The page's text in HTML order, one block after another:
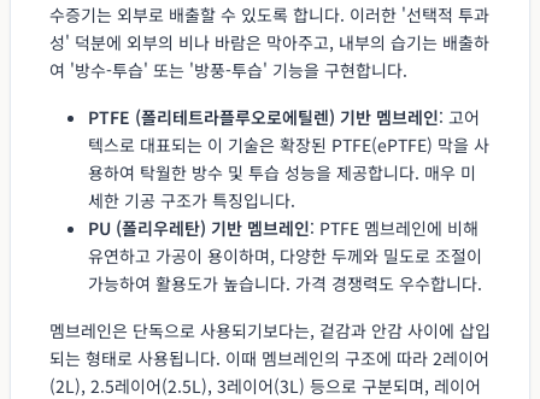
수증기는 외부로 배출할 수 있도록 합니다. 이러한 '선택적 투과
성' 덕분에 외부의 비나 바람은 막아주고, 내부의 습기는 배출하
여 '방수-투습' 또는 '방풍-투습' 기능을 구현합니다.
PTFE (폴리테트라플루오로에틸렌) 기반 멤브레인: 고어
텍스로 대표되는 이 기술은 확장된 PTFE(ePTFE) 막을 사
용하여 탁월한 방수 및 투습 성능을 제공합니다. 매우 미
세한 기공 구조가 특징입니다.
PU (폴리우레탄) 기반 멤브레인: PTFE 멤브레인에 비해
유연하고 가공이 용이하며, 다양한 두께와 밀도로 조절이
가능하여 활용도가 높습니다. 가격 경쟁력도 우수합니다.
멤브레인은 단독으로 사용되기보다는, 겉감과 안감 사이에 삽입
되는 형태로 사용됩니다. 이때 멤브레인의 구조에 따라 2레이어
(2L), 2.5레이어(2.5L), 3레이어(3L) 등으로 구분되며, 레이어